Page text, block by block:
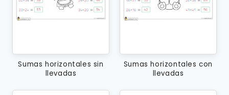
Sumas horizontales sin
llevadas
Sumas horizontales con
llevadas